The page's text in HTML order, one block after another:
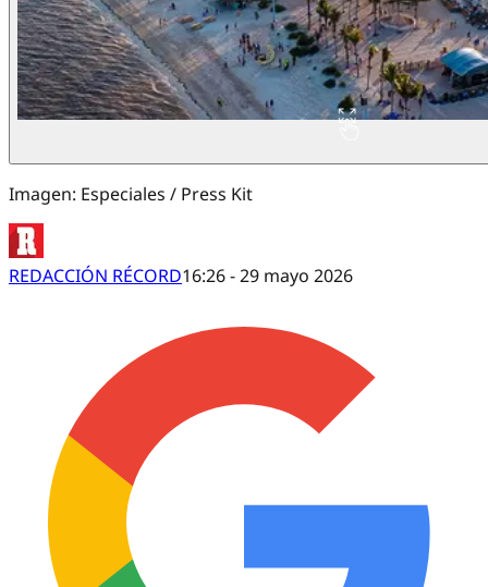
Imagen: Especiales / Press Kit
REDACCIÓN RÉCORD16:26 - 29 mayo 2026